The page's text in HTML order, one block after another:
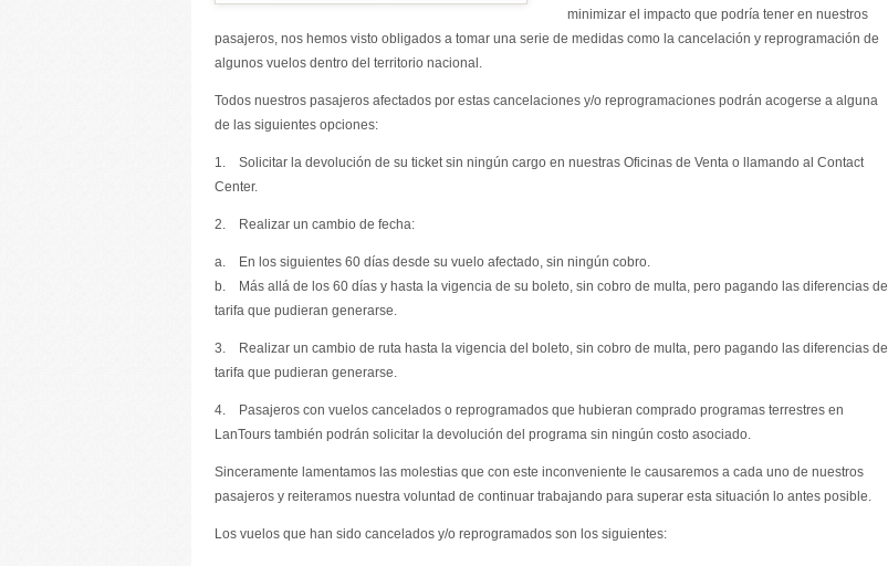
minimizar el impacto que podría tener en nuestros
pasajeros, nos hemos visto obligados a tomar una serie de medidas como la cancelación y reprogramación de
algunos vuelos dentro del territorio nacional.
Todos nuestros pasajeros afectados por estas cancelaciones y/o reprogramaciones podrán acogerse a alguna
de las siguientes opciones:
1. Solicitar la devolución de su ticket sin ningún cargo en nuestras Oficinas de Venta o llamando al Contact
Center.
2. Realizar un cambio de fecha:
a. En los siguientes 60 días desde su vuelo afectado, sin ningún cobro.
b. Más allá de los 60 días y hasta la vigencia de su boleto, sin cobro de multa, pero pagando las diferencias de
tarifa que pudieran generarse.
3. Realizar un cambio de ruta hasta la vigencia del boleto, sin cobro de multa, pero pagando las diferencias de
tarifa que pudieran generarse.
4. Pasajeros con vuelos cancelados o reprogramados que hubieran comprado programas terrestres en
LanTours también podrán solicitar la devolución del programa sin ningún costo asociado.
Sinceramente lamentamos las molestias que con este inconveniente le causaremos a cada uno de nuestros
pasajeros y reiteramos nuestra voluntad de continuar trabajando para superar esta situación lo antes posible.
Los vuelos que han sido cancelados y/o reprogramados son los siguientes: